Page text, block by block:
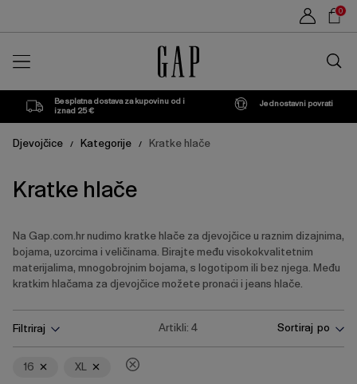
0
trgovini
Besplatna dostava za kupovinu od i
iznad 25 €
Jednostavni povrati
Djevojčice / Kategorije / Kratke hlače
Kratke hlače
Na Gap.com.hr nudimo kratke hlače za djevojčice u raznim dizajnima,
bojama, uzorcima i veličinama. Birajte među visokokvalitetnim
materijalima, mnogobrojnim bojama, s logotipom ili bez njega. Među
kratkim hlačama za djevojčice možete pronaći i jeans hlače.
tipku
Enter
za
Filtriraj Artikli:4 Sortiraj po
16 XL